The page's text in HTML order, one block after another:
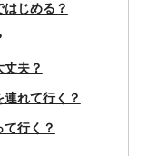
じめる？
夫？
れて行く？
行く？